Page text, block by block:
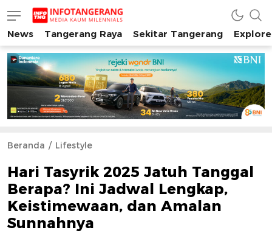
INFO TANGERANG
Media Kaum Millenials Tangerang Raya
News Tangerang Raya Sekitar Tangerang
Beranda Lifestyle
Hari Tasyrik 2025 Jatuh Tanggal
Berapa? Ini Jadwal Lengkap,
Keistimewaan, dan Amalan
Sunnahnya